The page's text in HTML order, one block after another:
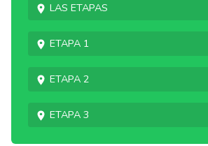
Las etapas
Etapa 1
Etapa 2
Etapa 3